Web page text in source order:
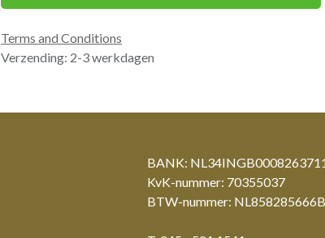
Terms and Conditions
Verzending: 2-3 werkdagen
BANK:
KvK-nummer: 70355037
BTW-nummer: